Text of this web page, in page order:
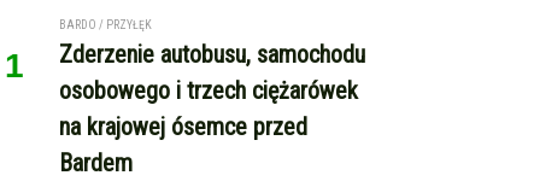
1
BARDO / PRZYŁĘK
Zderzenie autobusu, samochodu
osobowego i trzech ciężarówek
na krajowej ósemce przed
Bardem